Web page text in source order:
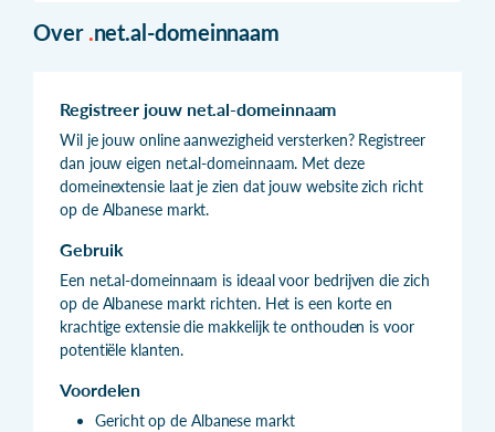
Over .net.al-domeinnaam
Registreer jouw net.al-domeinnaam
Wil je jouw online aanwezigheid versterken? Registreer
dan jouw eigen net.al-domeinnaam. Met deze
domeinextensie laat je zien dat jouw website zich richt
op de Albanese markt.
Gebruik
Een net.al-domeinnaam is ideaal voor bedrijven die zich
op de Albanese markt richten. Het is een korte en
krachtige extensie die makkelijk te onthouden is voor
potentiële klanten.
Voordelen
Gericht op de Albanese markt